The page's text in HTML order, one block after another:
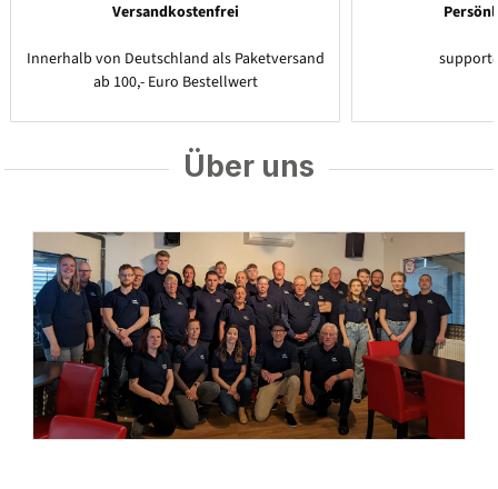
Versandkostenfrei
Innerhalb von Deutschland als Paketversand
ab 100,- Euro Bestellwert
Über uns